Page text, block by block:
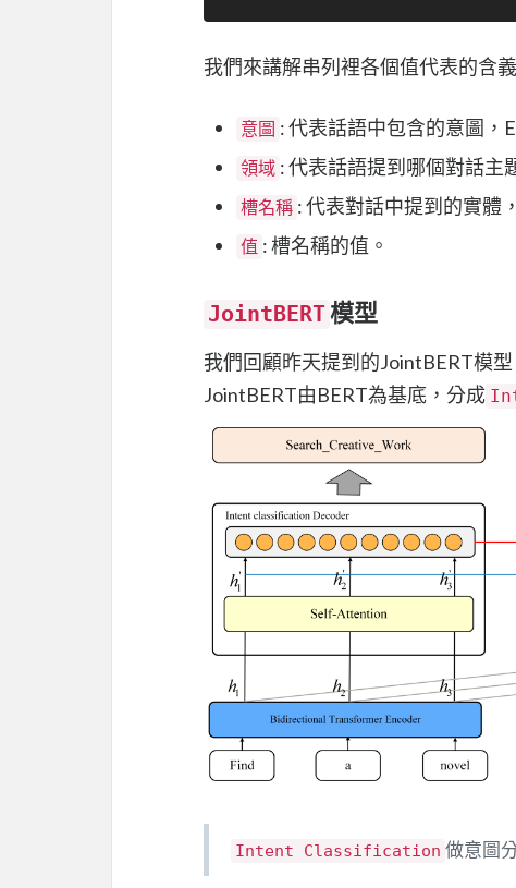
我們來講解串列裡各個值代表的含義
意圖 : 代表話語中包含的意圖，
領域 : 代表話語提到哪個對話主
槽名稱 : 代表對話中提到的實體
值 : 槽名稱的值。
JointBERT模型
我們回顧昨天提到的JointBERT模型
JointBERT由BERT為基底，分成
Intent Classification 做意圖